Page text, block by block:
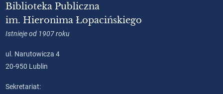
Biblioteka Publiczna
im. Hieronima Łopacińskiego
Istnieje od 1907 roku
ul. Narutowicza 4
20-950 Lublin
Sekretariat: